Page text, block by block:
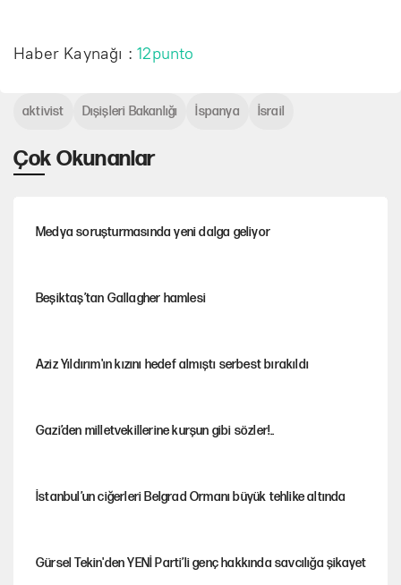
Haber Kaynağı :12punto
Çok Okunanlar
Medya soruşturmasında yeni dalga geliyor
Beşiktaş’tan Gallagher hamlesi
Aziz Yıldırım'ın kızını hedef almıştı serbest bırakıldı
Gazi’den milletvekillerine kurşun gibi sözler!..
İstanbul’un ciğerleri Belgrad Ormanı büyük tehlike altında
Gürsel Tekin'den YENİ Parti’li genç hakkında savcılığa şikayet
aktivist Dışişleri Bakanlığı İspanya İsrail